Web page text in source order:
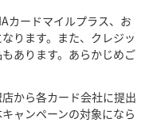
カードマイルプラス、お
ります。また、クレジッ
あります。あらかじめご
から各カード会社に提出
ャンペーンの対象になら